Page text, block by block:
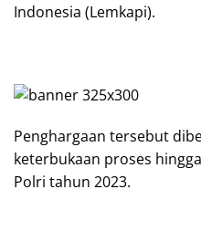
Indonesia (Lemkapi).
Penghargaan tersebut
keterbukaan proses
Polri tahun 2023.